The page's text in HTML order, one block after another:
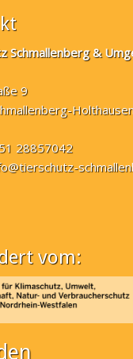
Schmallenberg &
9
28857042
vom: